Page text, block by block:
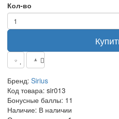
Кол-во
Бренд: Sirius
Код товара: sir013
Бонусные баллы: 11
Наличие: В наличии